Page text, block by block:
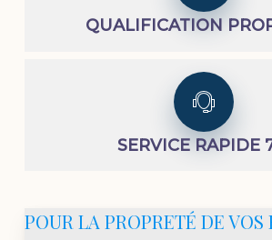
QUALIFICATION
SERVICE RAPIDE
POUR LA PROPRETÉ DE VOS